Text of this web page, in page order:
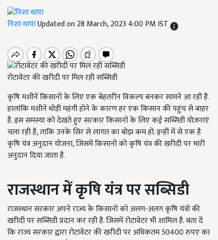
निशा थापाUpdated on 28 March, 2023 4:00 PM IST
रोटावेटर की खरीदी पर मिल रही सब्सिडी
कृषि मशीनें किसानों के लिए एक बेहतरीन विकल्प बनकर सामने आ रही हैं.
हालांकि मशीनें थोड़ी महंगी होने के कारण हर एक किसान की पहुंच से बाहर
है. इस समस्या को देखते हुए सरकार किसानों के लिए कई सब्सिडी योजनाएं
चला रही है, ताकि उनके सिर से लागत का बोझ कम हो. इन्हीं में से एक है
कृषि यंत्र अनुदान योजना, जिसमें किसानों को कृषि यंत्र की खरीदी पर भारी
अनुदान दिया जाता है.
राजस्थान में कृषि यंत्र पर सब्सिडी
राजस्थान सरकार अपने राज्य के किसानों को अलग-अलग कृषि यंत्रों की
खरीदी पर सब्सिडी प्रदान कर रही है. जिसमें रोटावेटर भी शामिल है. बता दें
कि राज्य सरकार द्वारा रोटावेटर की खरीदी पर अधिकतम 50400 रुपए का